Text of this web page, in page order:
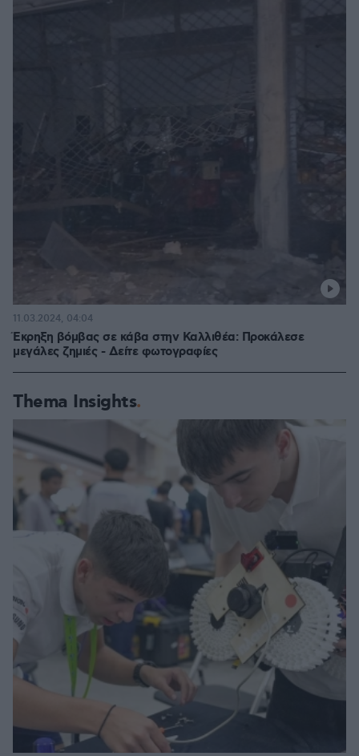
Έκρηξη βόμβας σε κάβα στην Καλλιθέα: Προκάλεσε
μεγάλες ζημιές - Δείτε φωτογραφίες
11.03.2024, 04:04
Thema Insights